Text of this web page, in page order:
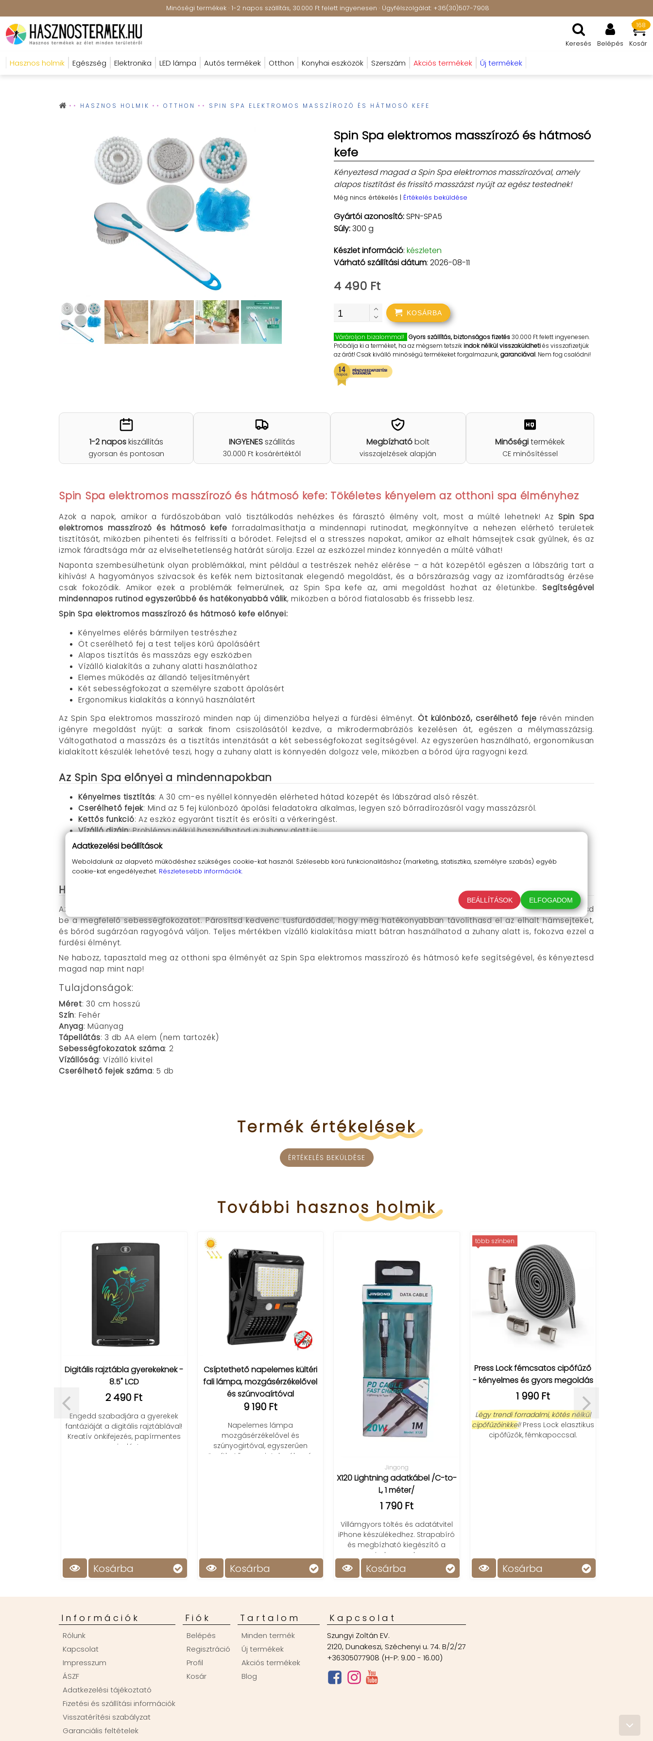
Minőségi termékek · 1-2 napos szállítás, 30.000 Ft felett ingyenesen · Ügyfélszolgálat: +36(30)507-7908
Keresés Belépés Kosár
168
Hasznos holmik Egészség Elektronika LED lámpa Autós termékek Otthon Konyhai eszközök Szerszám Akciós termékek Új termékek
HASZNOS HOLMIK OTTHON SPIN SPA ELEKTROMOS MASSZÍROZÓ ÉS HÁTMOSÓ KEFE
Spin Spa elektromos masszírozó és hátmosó
kefe
Kényeztesd magad a Spin Spa elektromos masszírozóval, amely
alapos tisztítást és frissítő masszázst nyújt az egész testednek!
Még nincs értékelés | Értékelés beküldése
Gyártói azonosító:SPN-SPA5
Súly:300 g
Készlet információ: készleten
Várható szállítási dátum: 2026-08-11
4 490 Ft
KOSÁRBA
Várároljon bizalommal! Gyors szállítás, biztonságos fizetés30.000 Ft felett ingyenesen.
Próbálja ki a terméket, ha az mégsem tetszikindok nélkül visszaküldhetiés visszafizetjük
az árát! Csak kiválló minőségű termékeket forgalmazunk,garanciával. Nem fog csalódni!
1-2 naposkiszállítás
gyorsan és pontosan
INGYENESszállítás
30.000 Ft kosárértéktől
Megbízhatóbolt
visszajelzések alapján
Minőségitermékek
CE minősítéssel
Spin Spa elektromos masszírozó és hátmosó kefe: Tökéletes kényelem az otthoni spa élményhez
Azok a napok, amikor a fürdőszobában való tisztálkodás nehézkes és fárasztó élmény volt, most a múlté lehetnek! Az Spin Spa
elektromos masszírozó és hátmosó kefe forradalmasíthatja a mindennapi rutinodat, megkönnyítve a nehezen elérhető területek
tisztítását, miközben pihenteti és felfrissíti a bőrödet. Felejtsd el a stresszes napokat, amikor az elhalt hámsejtek csak gyűlnek, és az
izmok fáradtsága már az elviselhetetlenség határát súrolja. Ezzel az eszközzel mindez könnyedén a múlté válhat!
Naponta szembesülhetünk olyan problémákkal, mint például a testrészek nehéz elérése – a hát közepétől egészen a lábszárig tart a
kihívás! A hagyományos szivacsok és kefék nem biztosítanak elegendő megoldást, és a bőrszárazság vagy az izomfáradtság érzése
csak fokozódik. Amikor ezek a problémák felmerülnek, az Spin Spa kefe az, ami megoldást hozhat az életünkbe. Segítségével
mindennapos rutinod egyszerűbbé és hatékonyabbá válik, miközben a bőröd fiatalosabb és frissebb lesz.
Spin Spa elektromos masszírozó és hátmosó kefe előnyei:
Kényelmes elérés bármilyen testrészhez
Öt cserélhető fej a test teljes körű ápolásáért
Alapos tisztítás és masszázs egy eszközben
Vízálló kialakítás a zuhany alatti használathoz
Elemes működés az állandó teljesítményért
Két sebességfokozat a személyre szabott ápolásért
Ergonomikus kialakítás a könnyű használatért
Az Spin Spa elektromos masszírozó minden nap új dimenzióba helyezi a fürdési élményt. Öt különböző, cserélhető feje révén minden
igényre megoldást nyújt: a sarkak finom csiszolásától kezdve, a mikrodermabráziós kezelésen át, egészen a mélymasszázsig.
Váltogathatod a masszázs és a tisztítás intenzitását a két sebességfokozat segítségével. Az egyszerűen használható, ergonomikusan
kialakított készülék lehetővé teszi, hogy a zuhany alatt is könnyedén dolgozz vele, miközben a bőröd újra ragyogni kezd.
Az Spin Spa előnyei a mindennapokban
Kényelmes tisztítás: A 30 cm-es nyéllel könnyedén elérheted hátad közepét és lábszárad alsó részét.
Cserélhető fejek: Mind az 5 fej különböző ápolási feladatokra alkalmas, legyen szó bőrradírozásról vagy masszázsról.
Kettős funkció: Az eszköz egyaránt tisztít és erősíti a vérkeringést.
Vízálló dizájn: Probléma nélkül használhatod a zuhany alatt is.
Tartós energiával: 3 db AA elem (nem tartozék) biztosítja a folyamatos működést.
Ergonomikus fogás: Kényelmes és könnyű használatot biztosít.
Használat egyszerűsége az otthonodban
Az Spin Spa elektromos masszírozó és hátmosó kefe használata roppant egyszerű és intuitív. Csak válaszd ki a kívánt fejet, és állítsd
be a megfelelő sebességfokozatot. Párosítsd kedvenc tusfürdőddel, hogy még hatékonyabban távolíthasd el az elhalt hámsejteket,
és bőröd sugárzóan ragyogóvá váljon. Teljes mértékben vízálló kialakítása miatt bátran használhatod a zuhany alatt is, fokozva ezzel a
fürdési élményt.
Ne habozz, tapasztald meg az otthoni spa élményét az Spin Spa elektromos masszírozó és hátmosó kefe segítségével, és kényeztesd
magad nap mint nap!
Tulajdonságok:
Méret: 30 cm hosszú
Szín: Fehér
Anyag: Műanyag
Tápellátás: 3 db AA elem (nem tartozék)
Sebességfokozatok száma: 2
Vízállóság: Vízálló kivitel
Cserélhető fejek száma: 5 db
Termék értékelések
ÉRTÉKELÉS BEKÜLDÉSE
További hasznos holmik
Digitális rajztábla gyerekeknek -
8.5" LCD
2 490 Ft
Engedd szabadjára a gyerekek
fantáziáját a digitális rajztáblával!
Kreatív önkifejezés, papírmentes
rajzolás!
Kosárba
Csíptethető napelemes kültéri
fali lámpa, mozgásérzékelővel
és szúnyogírtóval
9 190 Ft
Napelemes lámpa
mozgásérzékelővel és
szúnyogirtóval, egyszerűen
rögzíthető, energiatakarékos és
Kosárba
Jingong
X120 Lightning adatkábel /C-to-
L, 1 méter/
1 790 Ft
Villámgyors töltés és adatátvitel
iPhone készülékedhez. Strapabíró
és megbízható kiegészítő a
mindennapokra.
Kosárba
több színben
Press Lock fémcsatos cipőfűző
- kényelmes és gyors megoldás
1 990 Ft
Légy trendi forradalmi, kötés nélkül
cipőfűzőinkkel!Press Lock elasztikus
cipőfűzők, fémkapoccsal.
Kosárba
Információk
Rólunk
Kapcsolat
Impresszum
ÁSZF
Adatkezelési tájékoztató
Fizetési és szállítási információk
Visszatérítési szabályzat
Garanciális feltételek
Fiók
Belépés
Regisztráció
Profil
Kosár
Tartalom
Minden termék
Új termékek
Akciós termékek
Blog
Kapcsolat
Szungyi Zoltán EV.
2120, Dunakeszi, Széchenyi u. 74. B/2/27
+36305077908 (H-P: 9.00 - 16.00)
Adatkezelési beállítások
Weboldalunk az alapvető működéshez szükséges cookie-kat használ. Szélesebb körű funkcionalitáshoz (marketing, statisztika, személyre szabás) egyéb
cookie-kat engedélyezhet. Részletesebb információk.
BEÁLLÍTÁSOK ELFOGADOM